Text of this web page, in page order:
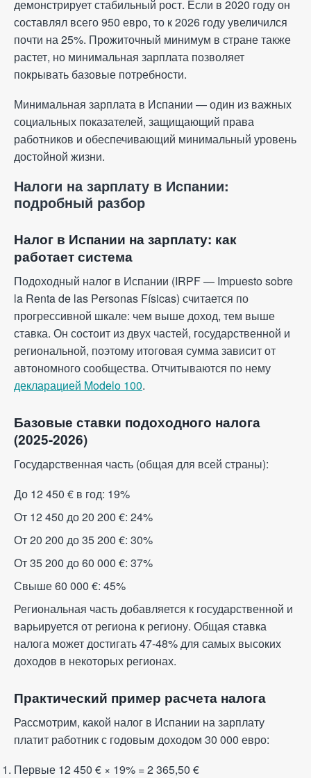
демонстрирует стабильный рост. Если в 2020 году он
составлял всего 950 евро, то к 2026 году увеличился
почти на 25%. Прожиточный минимум в стране также
растет, но минимальная зарплата позволяет
покрывать базовые потребности.
Минимальная зарплата в Испании — один из важных
социальных показателей, защищающий права
работников и обеспечивающий минимальный уровень
достойной жизни.
Налоги на зарплату в Испании:
подробный разбор
Налог в Испании на зарплату: как
работает система
Подоходный налог в Испании (IRPF — Impuesto sobre
la Renta de las Personas Físicas) считается по
прогрессивной шкале: чем выше доход, тем выше
ставка. Он состоит из двух частей, государственной и
региональной, поэтому итоговая сумма зависит от
автономного сообщества. Отчитываются по нему
декларацией Modelo 100.
Базовые ставки подоходного налога
(2025-2026)
Государственная часть (общая для всей страны):
До 12 450 € в год: 19%
От 12 450 до 20 200 €: 24%
От 20 200 до 35 200 €: 30%
От 35 200 до 60 000 €: 37%
Свыше 60 000 €: 45%
Региональная часть добавляется к государственной и
варьируется от региона к региону. Общая ставка
налога может достигать 47-48% для самых высоких
доходов в некоторых регионах.
Практический пример расчета налога
Рассмотрим, какой налог в Испании на зарплату
платит работник с годовым доходом 30 000 евро:
Первые 12 450 € × 19% = 2 365,50 €